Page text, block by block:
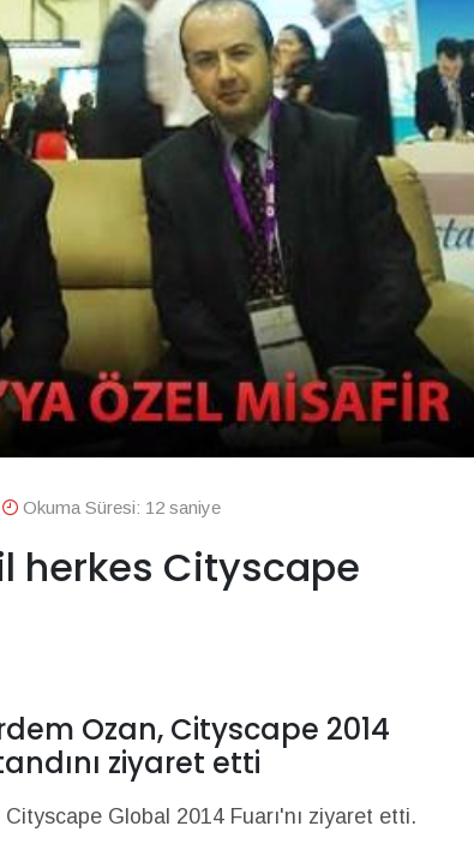
Okuma Süresi: 12 saniye
herkes Cityscape
Ozan, Cityscape 2014
ziyaret etti
Global 2014 Fuarı'nı ziyaret etti.